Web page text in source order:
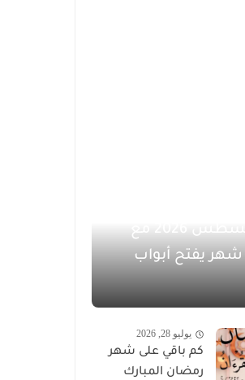
مفاجآت أغسطس 2026 مع
يفتح أبواب
يوليو 28, 2026
كم باقي على شهر
رمضان المبارك